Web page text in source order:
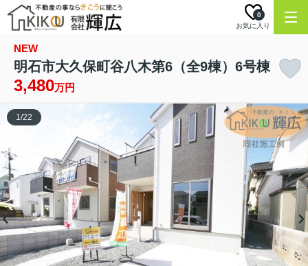
お気に入り
0
NEW
明石市大久保町谷八木第6（全9棟）6号棟
3,480万円
1/22